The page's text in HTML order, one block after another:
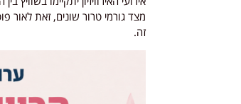
מצד גורמי טרור שונים, זאת לאור
זה.